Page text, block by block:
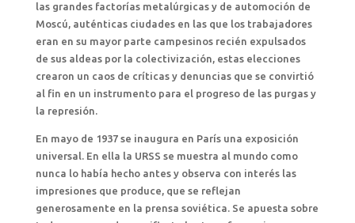
las grandes factorías metalúrgicas y de automoción de
Moscú, auténticas ciudades en las que los trabajadores
eran en su mayor parte campesinos recién expulsados
de sus aldeas por la colectivización, estas elecciones
crearon un caos de críticas y denuncias que se convirtió
al fin en un instrumento para el progreso de las purgas y
la represión.
En mayo de 1937 se inaugura en París una exposición
universal. En ella la URSS se muestra al mundo como
nunca lo había hecho antes y observa con interés las
impresiones que produce, que se reflejan
generosamente en la prensa soviética. Se apuesta sobre